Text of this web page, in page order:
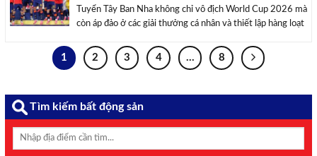
Tuyển Tây Ban Nha không chỉ vô địch World Cup 2026 mà
còn áp đảo ở các giải thưởng cá nhân và thiết lập hàng loạt
World Cup 2026 lúc 2h ngày ...
1 2 3 4 … 8
Tìm kiếm bất động sản